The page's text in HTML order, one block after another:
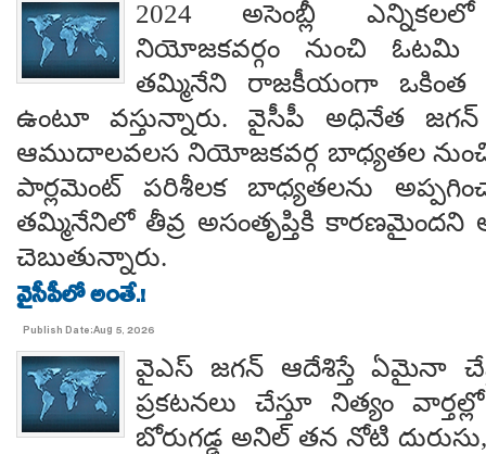
2024 అసెంబ్లీ
నియోజకవర్గం నుంచి ఓటమి
తమ్మినేని రాజకీయంగా
ఉంటూ వస్తున్నారు. వైసీపీ అధినేత
ఆముదాలవలస నియోజకవర్గ బాధ్యతల నుంచి
పార్లమెంట్ పరిశీలక బాధ్యతలను
తమ్మినేనిలో తీవ్ర అసంతృప్తికి కారణమైందని
చెబుతున్నారు.
వైసీపీలో అంతే.!
Publish Date:Aug 5, 2026
వైఎస్ జగన్ ఆదేశిస్తే ఏమైనా
ప్రకటనలు చేస్తూ నిత్యం
బోరుగడ్డ అనిల్ తన నోటి